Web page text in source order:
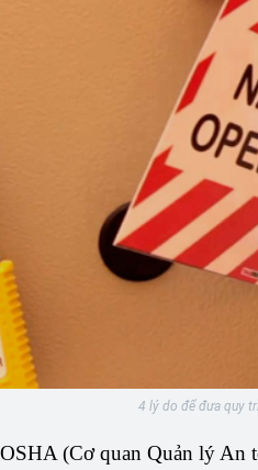
4 lý do để đưa quy
(Cơ quan Quản lý An